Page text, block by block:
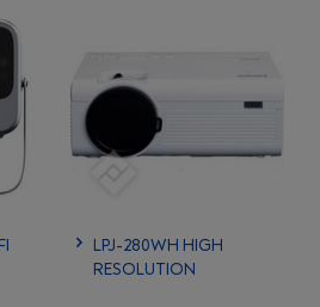
LPJ-280WH HIGH
RESOLUTION